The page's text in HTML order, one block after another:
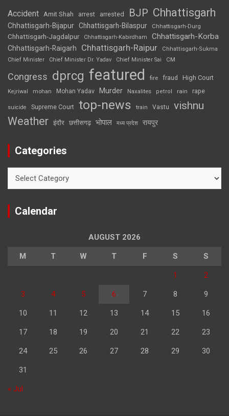
Accident Amit Shah arrest arrested BJP Chhattisgarh
Chhattisgarh-Bijapur Chhattisgarh-Bilaspur Chhattisgarh-Durg
Chhattisgarh-Jagdalpur Chhattisgarh-Kabirdham Chhattisgarh-Korba
Chhattisgarh-Raigarh Chhattisgarh-Raipur
Chhattisgarh-Sukma
Chief Minister
Chief Minister Dr. Yadav Chief Minister Sai CM
Congress dprcg featured fire fraud High Court
Kejriwal mohan Mohan Yadav Murder Naxalites petrol rain rape
suicide Supreme Court top-news train Vastu vishnu
Weather इंदौर छत्तीसगढ़ भोपाल मध्य प्रदेश रायपुर
Categories
Calendar
AUGUST 2026
M T W T F S S
1 2
3 4 5 6 7 8 9
10 11 12 13 14 15 16
17 18 19 20 21 22 23
24 25 26 27 28 29 30
31
« Jul